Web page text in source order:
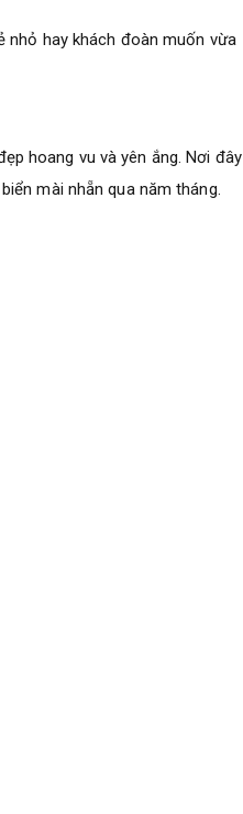
nhỏ hay khách đoàn muốn vừa
hoang vu và yên ắng. Nơi đây
mài nhẵn qua năm tháng.